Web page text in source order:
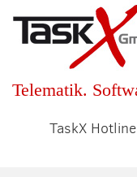
Telematik.
TaskX